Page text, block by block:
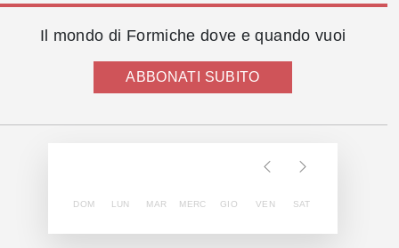
Il mondo di Formiche dove e quando vuoi
ABBONATI SUBITO
DOM LUN MAR MERC GIO VEN SAT